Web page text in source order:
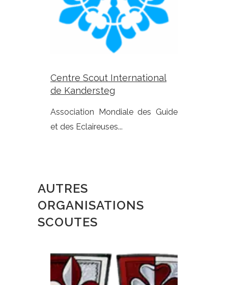
Centre Scout International
de Kandersteg
Association Mondiale des Guide
et des Eclaireuses...
AUTRES
ORGANISATIONS
SCOUTES